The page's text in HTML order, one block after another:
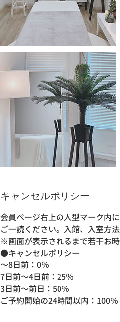
キャンセルポリシー
会員ページ右上の人型マーク内
ご一読ください。入館、入室方
※画面が表示されるまで若干お時
●キャンセルポリシー
～8日前：0％
7日前～4日前：25％
3日前〜前日：50％
ご予約開始の24時間以内：100％